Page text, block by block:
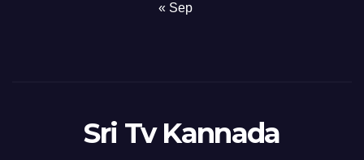
« Sep
Sri Tv Kannada